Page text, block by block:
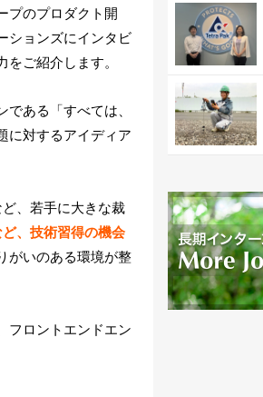
プのプロダクト開
ションズにインタビ
ご紹介します。
ある「すべては、
に対するアイディア
、若手に大きな裁
、技術習得の機会
がいのある環境が整
フロントエンドエン